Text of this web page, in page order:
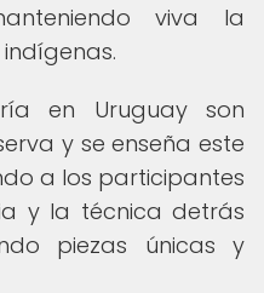
viva la
en Uruguay son
y se enseña este
a los participantes
y la técnica detrás
piezas únicas y